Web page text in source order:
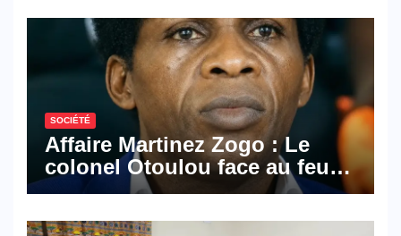
SOCIÉTÉ
Affaire Martinez Zogo : Le
colonel Otoulou face au feu
croisé des avocats de la